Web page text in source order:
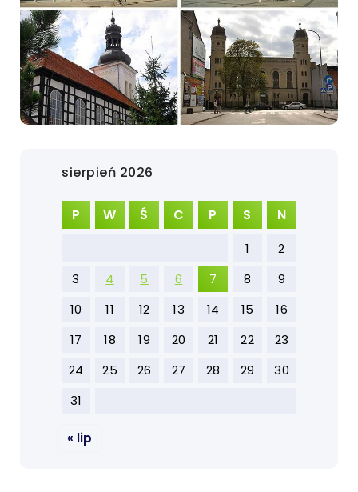
sierpień 2026
P W Ś C P S N
1
2
3
4 5 6 7 8
9
10
11 12 13 14 15
16
17
18 19 20 21 22
23
24
25 26 27 28 29
30
31
« lip